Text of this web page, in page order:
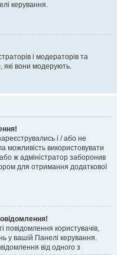
керування.
і модераторів та
які вони модерують.
і / або не
можливість використовувати
ж адміністратор заборонив
для отримання додаткової
користувачів,
у вашій Панелі керування.
від одного з